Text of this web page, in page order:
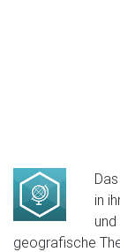
in
geografische